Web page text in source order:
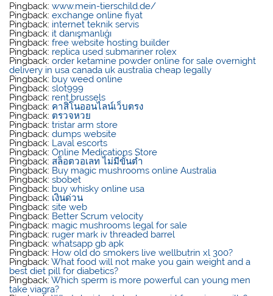
Pingback:www.mein-tierschild.de/
Pingback:exchange online fiyat
Pingback: internet teknik servis
Pingback: it danışmanlığı
Pingback:free website hosting builder
Pingback: replica used submariner rolex
Pingback:order ketamine powder online for sale overnight
delivery in usa canada uk australia cheap legally
Pingback: buy weed online
Pingback:slot999
Pingback: rent.brussels
Pingback: คาสิโนออนไลน์เว็บตรง
Pingback: ตรวจหวย
Pingback:tristar arm store
Pingback:dumps website
Pingback: Laval escorts
Pingback:Online Medications Store
Pingback: สล็อตวอเลท ไม่มีขั้นต่ำ
Pingback: Buy magic mushrooms online Australia
Pingback:sbobet
Pingback: buy whisky online usa​
Pingback: เงินด่วน
Pingback:site web
Pingback: Better Scrum velocity
Pingback: magic mushrooms legal for sale
Pingback: ruger mark iv threaded barrel
Pingback:whatsapp gb apk
Pingback: How old do smokers live wellbutrin xl 300?
Pingback:What food will not make you gain weight and a
best diet pill for diabetics?
Pingback:Which sperm is more powerful can young men
take viagra?